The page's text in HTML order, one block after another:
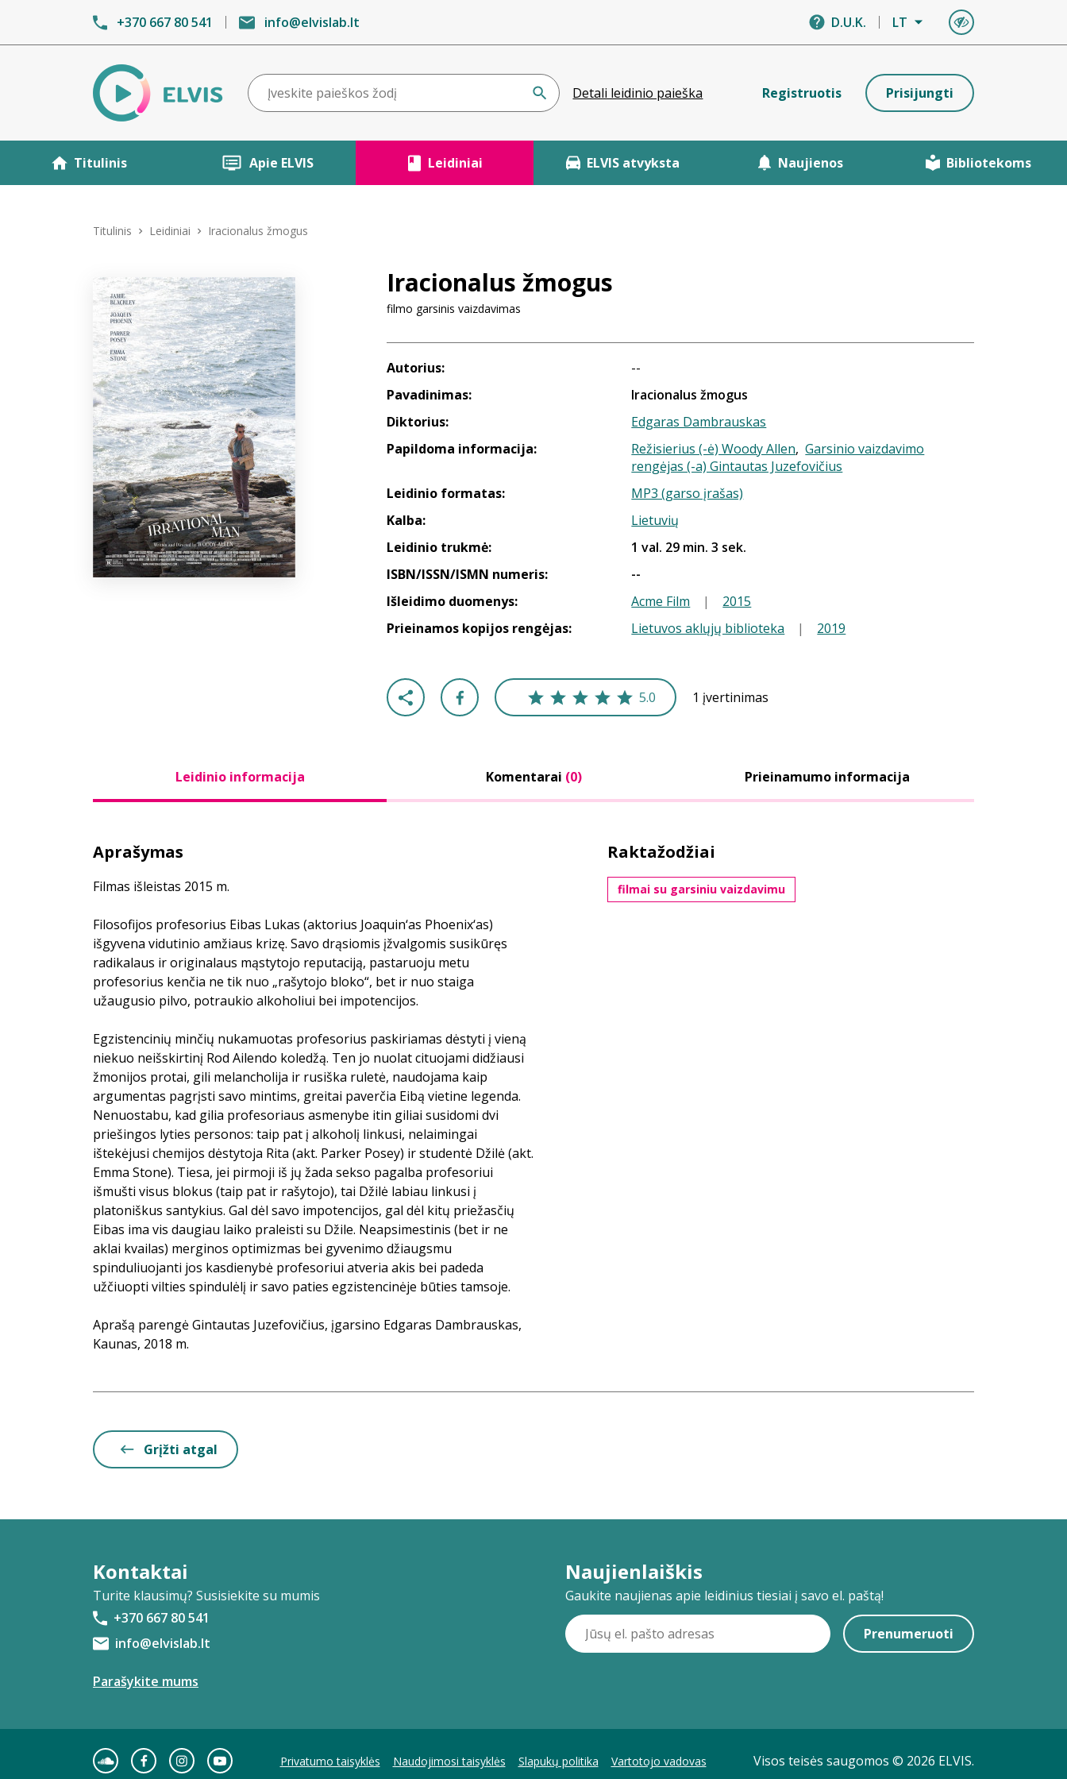
+370 667 80 541 info@elvislab.lt D.U.K. LT
Detali leidinio paieška Registruotis Prisijungti
Titulinis Apie ELVIS Leidiniai ELVIS atvyksta Naujienos Bibliotekoms
Titulinis Leidiniai Iracionalus žmogus
Iracionalus žmogus
filmo garsinis vaizdavimas
Autorius:
--
Pavadinimas:
Iracionalus žmogus
Diktorius:
Edgaras Dambrauskas
Papildoma informacija:
Režisierius (-ė) Woody Allen,Garsinio vaizdavimo
rengėjas (-a) Gintautas Juzefovičius
Leidinio formatas:
MP3 (garso įrašas)
Kalba:
Lietuvių
Leidinio trukmė:
1 val. 29 min. 3 sek.
ISBN/ISSN/ISMN numeris:
--
Išleidimo duomenys:
Acme Film |
2015
Prieinamos kopijos rengėjas:
Lietuvos aklųjų biblioteka | 2019
5.0 1 įvertinimas
Leidinio informacija Komentarai (0) Prieinamumo informacija
Aprašymas
Filmas išleistas 2015 m.
Filosofijos profesorius Eibas Lukas (aktorius Joaquin‘as Phoenix‘as)
išgyvena vidutinio amžiaus krizę. Savo drąsiomis įžvalgomis susikūręs
radikalaus ir originalaus mąstytojo reputaciją, pastaruoju metu
profesorius kenčia ne tik nuo „rašytojo bloko“, bet ir nuo staiga
užaugusio pilvo, potraukio alkoholiui bei impotencijos.
Egzistencinių minčių nukamuotas profesorius paskiriamas dėstyti į vieną
niekuo neišskirtinį Rod Ailendo koledžą. Ten jo nuolat cituojami didžiausi
žmonijos protai, gili melancholija ir rusiška ruletė, naudojama kaip
argumentas pagrįsti savo mintims, greitai paverčia Eibą vietine legenda.
Nenuostabu, kad gilia profesoriaus asmenybe itin giliai susidomi dvi
priešingos lyties personos: taip pat į alkoholį linkusi, nelaimingai
ištekėjusi chemijos dėstytoja Rita (akt. Parker Posey) ir studentė Džilė (akt.
Emma Stone). Tiesa, jei pirmoji iš jų žada sekso pagalba profesoriui
išmušti visus blokus (taip pat ir rašytojo), tai Džilė labiau linkusi į
platoniškus santykius. Gal dėl savo impotencijos, gal dėl kitų priežasčių
Eibas ima vis daugiau laiko praleisti su Džile. Neapsimestinis (bet ir ne
aklai kvailas) merginos optimizmas bei gyvenimo džiaugsmu
spinduliuojanti jos kasdienybė profesoriui atveria akis bei padeda
užčiuopti vilties spindulėlį ir savo paties egzistencinėje būties tamsoje.
Aprašą parengė Gintautas Juzefovičius, įgarsino Edgaras Dambrauskas,
Kaunas, 2018 m.
Raktažodžiai
filmai su garsiniu vaizdavimu
Grįžti atgal
Kontaktai
Turite klausimų? Susisiekite su mumis
+370 667 80 541
info@elvislab.lt
Parašykite mums
Naujienlaiškis
Gaukite naujienas apie leidinius tiesiai į savo el. paštą!
Prenumeruoti
Visos teisės saugomos © 2026 ELVIS.
Privatumo taisyklės Naudojimosi taisyklės Slapukų politika Vartotojo vadovas